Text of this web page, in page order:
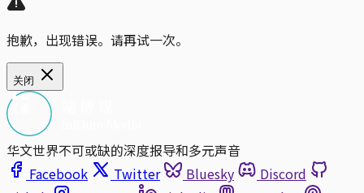
抱歉，出现错误。请再试一次。
关闭
华文世界不可或缺的深度报导和多元声音
Facebook
Twitter Bluesky
Discord